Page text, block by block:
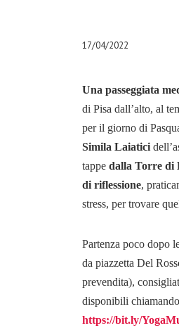
17/04/2022
Una passeggiata
di Pisa dall’alto, al
per il giorno di
Simila Laiatici
tappe dalla Torre di
di riflessione,
stress, per trovare
Partenza poco dopo
da piazzetta Del
prevendita),
disponibili
https://bit.ly/